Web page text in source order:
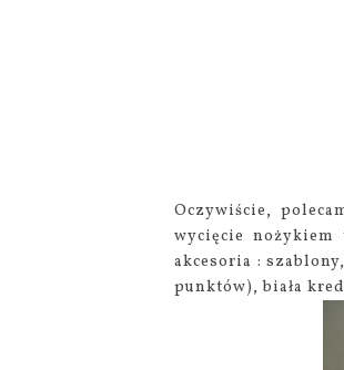
Oczywiście,
wycięcie
akcesoria :
punktów), biała